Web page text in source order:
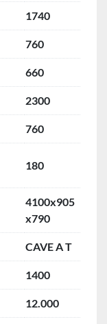
1740
760
660
2300
760
180
4100x905
x790
CAVE A T
1400
12.000